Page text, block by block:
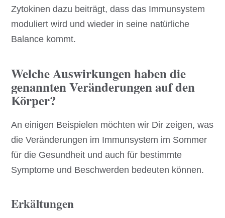
Zytokinen dazu beiträgt, dass das Immunsystem
moduliert wird und wieder in seine natürliche
Balance kommt.
Welche Auswirkungen haben die
genannten Veränderungen auf den
Körper?
An einigen Beispielen möchten wir Dir zeigen, was
die Veränderungen im Immunsystem im Sommer
für die Gesundheit und auch für bestimmte
Symptome und Beschwerden bedeuten können.
Erkältungen